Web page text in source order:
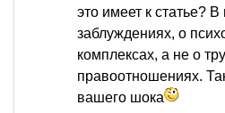
это имеет к статье? В
заблуждениях, о
комплексах, а не о
правоотношениях.
вашего шока